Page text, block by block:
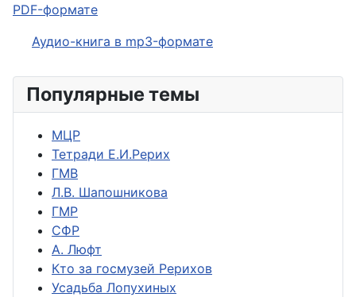
PDF-формате
Аудио-книга в mp3-формате
Популярные темы
МЦР
Тетради Е.И.Рерих
ГМВ
Л.В. Шапошникова
ГМР
СФР
А. Люфт
Кто за госмузей Рерихов
Усадьба Лопухиных